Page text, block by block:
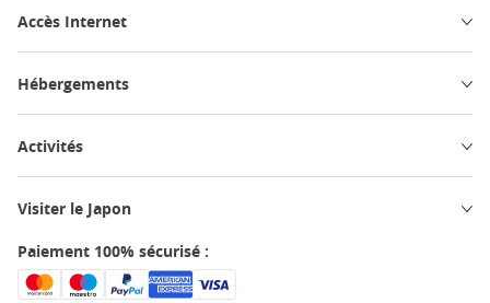
Accès Internet
Hébergements
Activités
Visiter le Japon
Paiement 100% sécurisé :